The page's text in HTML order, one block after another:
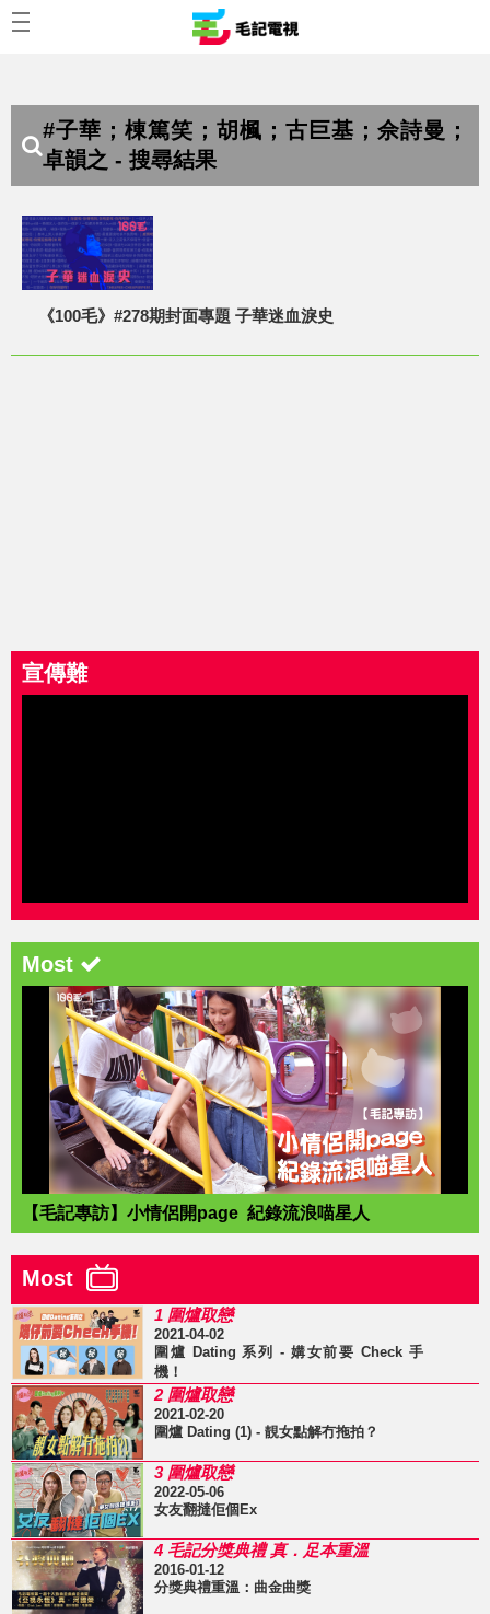
#子華；棟篤笑；胡楓；古巨基；佘詩曼；
卓韻之 - 搜尋結果
《100毛》#278期封面專題 子華迷血淚史
宣傳難
Most
【毛記專訪】小情侶開page 紀錄流浪喵星人
Most
1 圍爐取戀
2021-04-02
圍爐 Dating 系列 - 媾女前要 Check 手
機！
2 圍爐取戀
2021-02-20
圍爐 Dating (1) - 靚女點解冇拖拍？
3 圍爐取戀
2022-05-06
女友翻撻佢個Ex
4 毛記分獎典禮 真．足本重溫
2016-01-12
分獎典禮重溫：曲金曲獎